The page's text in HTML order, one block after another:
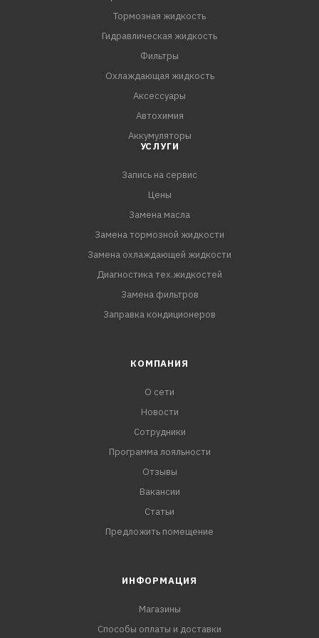
бензиновых и дизельных двигателях, включая
турбированные с непосредственным впрыском и
высокими эксплуатационными характеристиками
Тормозная жидкость
Гидравлическая жидкость
Фильтры
Охлаждающая жидкость
Аксессуары
Автохимия
Аккумуляторы
УСЛУГИ
Запись на сервис
Цены
Замена масла
Замена тормозной жидкости
Замена охлаждающей жидкости
Диагностика тех.жидкостей
Замена фильтров
Заправка кондиционеров
КОМПАНИЯ
О сети
Новости
Сотрудники
Программа лояльности
Отзывы
Вакансии
Статьи
Предложить помещение
ИНФОРМАЦИЯ
Магазины
Способы оплаты и доставки